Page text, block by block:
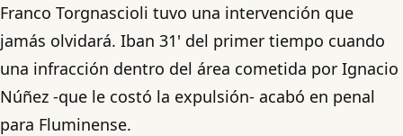
Franco Torgnascioli tuvo una intervención que
jamás olvidará. Iban 31' del primer tiempo cuando
una infracción dentro del área cometida por Ignacio
Núñez -que le costó la expulsión- acabó en penal
para Fluminense.